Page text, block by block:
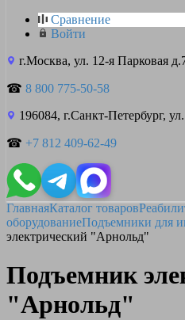
Сравнение
Войти
г.Москва, ул. 12-я Парковая
☎ 8 800 775-50-58
196084, г.Санкт-Петербург,
☎ +7 812 409-62-49
ГлавнаяКаталог товаров
оборудованиеПодъемники для
электрический "Арнольд"
Подъемник
"Арнольд"